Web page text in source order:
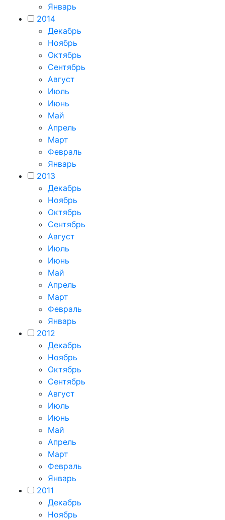
Январь
2014
Декабрь
Ноябрь
Октябрь
Сентябрь
Август
Июль
Июнь
Май
Апрель
Март
Февраль
Январь
2013
Декабрь
Ноябрь
Октябрь
Сентябрь
Август
Июль
Июнь
Май
Апрель
Март
Февраль
Январь
2012
Декабрь
Ноябрь
Октябрь
Сентябрь
Август
Июль
Июнь
Май
Апрель
Март
Февраль
Январь
2011
Декабрь
Ноябрь